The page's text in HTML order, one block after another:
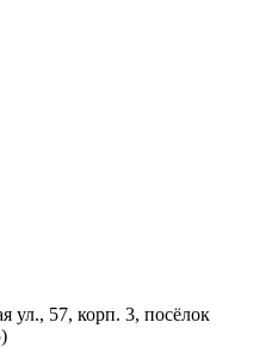
ул., 57, корп. 3, посёлок